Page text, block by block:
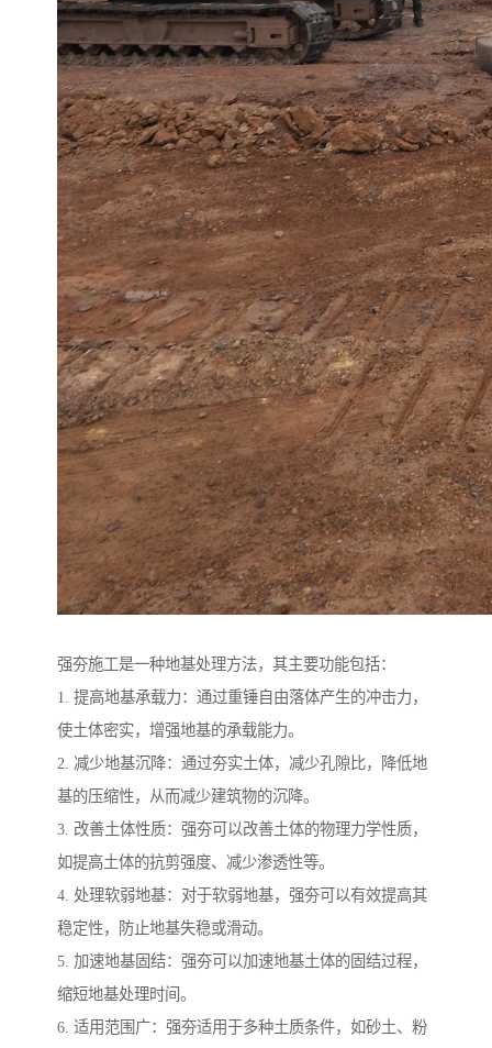
强夯施工是一种地基处理方法，其主要功能包括：
1. 提高地基承载力：通过重锤自由落体产生的冲击力，
使土体密实，增强地基的承载能力。
2. 减少地基沉降：通过夯实土体，减少孔隙比，降低地
基的压缩性，从而减少建筑物的沉降。
3. 改善土体性质：强夯可以改善土体的物理力学性质，
如提高土体的抗剪强度、减少渗透性等。
4. 处理软弱地基：对于软弱地基，强夯可以有效提高其
稳定性，防止地基失稳或滑动。
5. 加速地基固结：强夯可以加速地基土体的固结过程，
缩短地基处理时间。
6. 适用范围广：强夯适用于多种土质条件，如砂土、粉